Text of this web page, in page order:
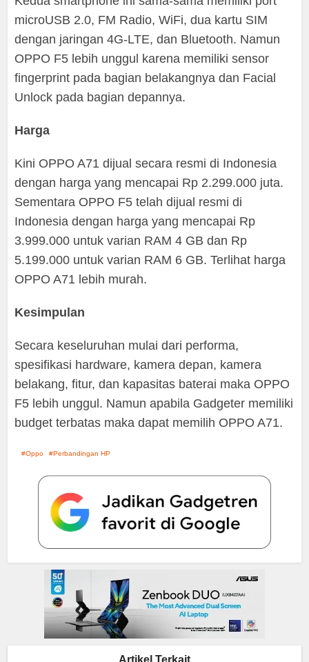
microUSB 2.0, FM Radio, WiFi, dua kartu SIM
dengan jaringan 4G-LTE, dan Bluetooth. Namun
OPPO F5 lebih unggul karena memiliki sensor
fingerprint pada bagian belakangnya dan Facial
Unlock pada bagian depannya.
Harga
Kini OPPO A71 dijual secara resmi di Indonesia
dengan harga yang mencapai Rp 2.299.000 juta.
Sementara OPPO F5 telah dijual resmi di
Indonesia dengan harga yang mencapai Rp
3.999.000 untuk varian RAM 4 GB dan Rp
5.199.000 untuk varian RAM 6 GB. Terlihat harga
OPPO A71 lebih murah.
Kesimpulan
Secara keseluruhan mulai dari performa,
spesifikasi hardware, kamera depan, kamera
belakang, fitur, dan kapasitas baterai maka OPPO
F5 lebih unggul. Namun apabila Gadgeter memiliki
budget terbatas maka dapat memilih OPPO A71.
Oppo Perbandingan HP
Artikel Terkait